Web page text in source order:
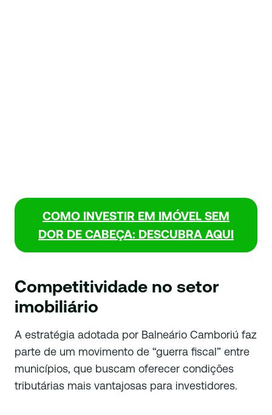
COMO INVESTIR EM IMÓVEL SEM
DOR DE CABEÇA: DESCUBRA AQUI
Competitividade no setor
imobiliário
A estratégia adotada por Balneário Camboriú faz
parte de um movimento de “guerra fiscal” entre
municípios, que buscam oferecer condições
tributárias mais vantajosas para investidores.